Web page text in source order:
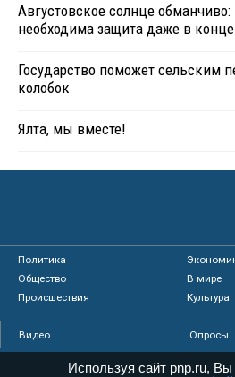
Августовское солнце
необходима защита даже в конце
Государство поможет сельским
колобок
Ялта, мы вместе!
Политика
Общество
В мире
Происшествия
Культура
Видео
Опросы
Фото
Персоны
Регионы
Используя сайт pnp.ru, Вы